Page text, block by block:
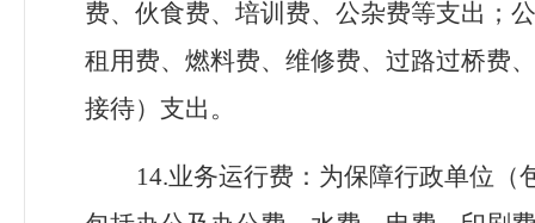
费、伙食费、培训费、公杂费等支出；
租用费、燃料费、维修费、过路过桥费
接待）支出。
14.业务运行费：为保障行政单位